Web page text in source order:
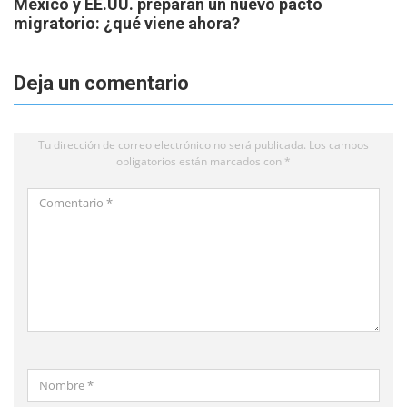
México y EE.UU. preparan un nuevo pacto
migratorio: ¿qué viene ahora?
Deja un comentario
Tu dirección de correo electrónico no será publicada. Los campos
obligatorios están marcados con *
Comentario
Nombre
*